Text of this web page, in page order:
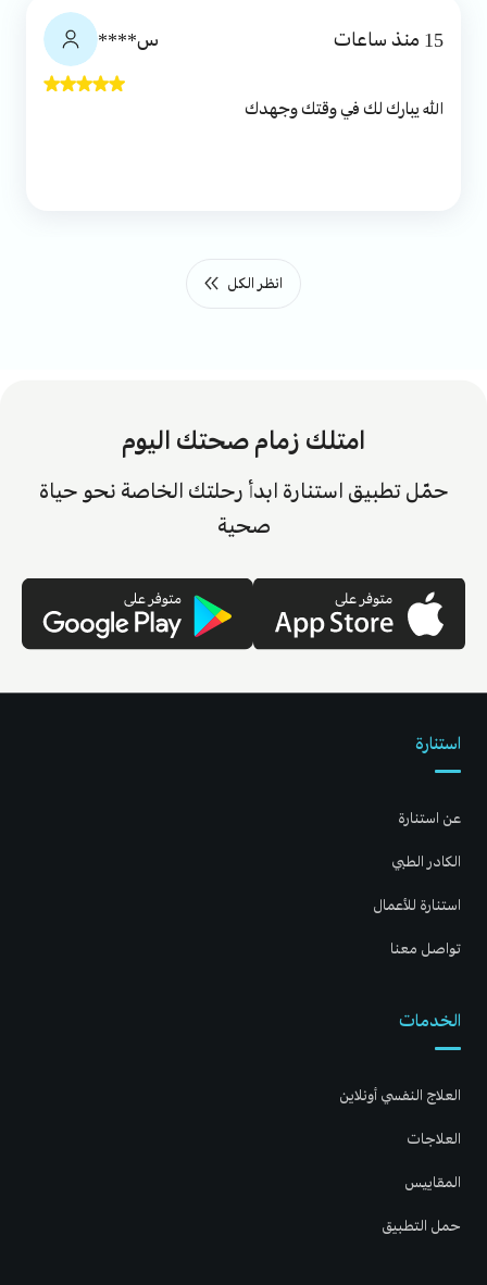
س**** 15 منذ ساعات
الله يبارك لك في وقتك وجهدك
انظر الكل
امتلك زمام صحتك اليوم
حمّل تطبيق استنارة ابدأ رحلتك الخاصة نحو حياة
صحية
استنارة
عن استنارة
الكادر الطبي
استنارة للأعمال
تواصل معنا
الخدمات
العلاج النفسي أونلاين
العلاجات
المقاييس
حمل التطبيق